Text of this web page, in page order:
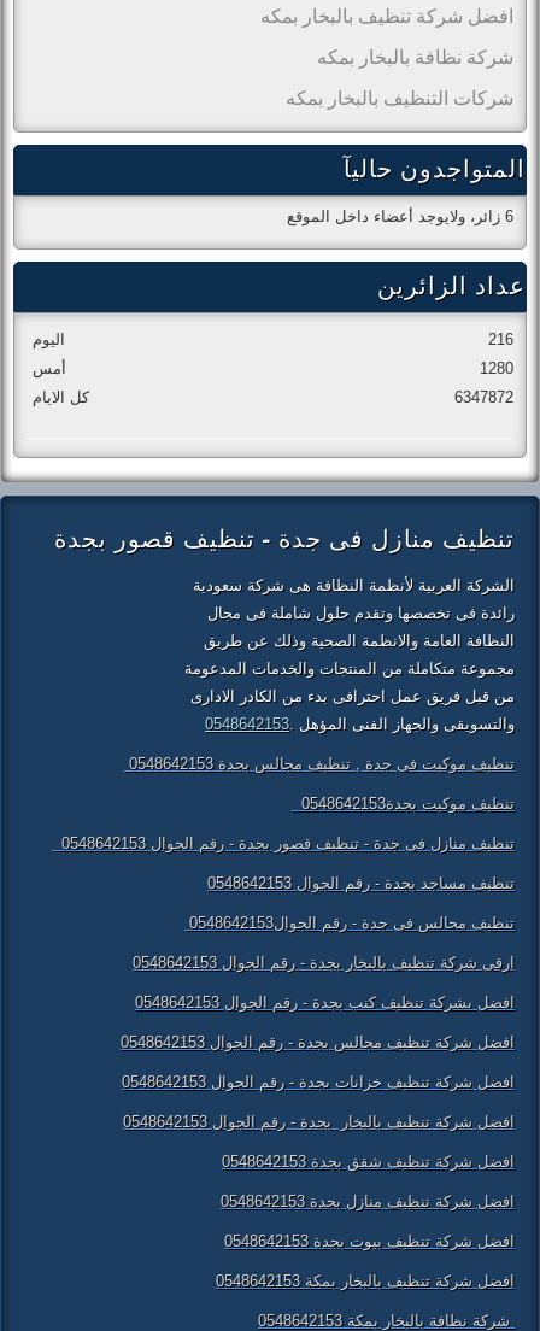
افضل شركة تنظيف بالبخار بمكه
شركة نظافة بالبخار بمكه
شركات التنظيف بالبخار بمكه
المتواجدون حاليآ
6 زائر، ولايوجد أعضاء داخل الموقع
عداد الزائرين
اليوم
أمس
كل الايام
216
1280
6347872
تنظيف منازل فى جدة - تنظيف قصور بجدة
الشركة العربية لأنظمة النظافة هى شركة سعودية
رائدة فى تخصصها وتقدم حلول شاملة فى مجال
النظافة العامة والانظمة الصحية وذلك عن طريق
مجموعة متكاملة من المنتجات والخدمات المدعومة
من قبل فريق عمل احترافى بدء من الكادر الادارى
والتسويقى والجهاز الفنى المؤهل .0548642153
تنظيف موكيت فى جدة , تنظيف مجالس بجدة 0548642153
تنظيف موكيت بجدة0548642153
تنظيف منازل فى جدة - تنظيف قصور بجدة - رقم الجوال 0548642153
تنظيف مساجد بجدة - رقم الجوال 0548642153
تنظيف مجالس فى جدة - رقم الجوال0548642153
ارقى شركة تنظيف بالبخار بجدة - رقم الجوال 0548642153
افضل ىشركة تنظيف كنب بجدة - رقم الجوال 0548642153
افضل شركة تنظيف مجالس بجدة - رقم الجوال 0548642153
افضل شركة تنظيف خزانات بجدة - رقم الجوال 0548642153
افضل شركة تنظيف بالبخار بجدة - رقم الجوال 0548642153
افضل شركة تنظيف شقق بجدة 0548642153
افضل شركة تنظيف منازل بجدة 0548642153
افضل شركة تنظيف بيوت بجدة 0548642153
افضل شركة تنظيف بالبخار بمكة 0548642153
شركة نظافة بالبخار بمكة 0548642153